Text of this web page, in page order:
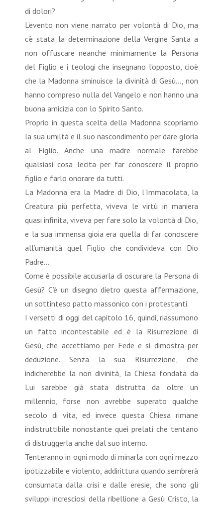
di dolori?
L’evento non viene narrato per volontà di Dio, ma
c’è stata la determinazione della Vergine Santa a
non offuscare neanche minimamente la Persona
del Figlio e i teologi che insegnano l’opposto, cioè
che la Madonna sminuisce la divinità di Gesù…, non
hanno compreso nulla del Vangelo e non hanno una
buona amicizia con lo Spirito Santo.
Proprio in questa scelta della Madonna scopriamo
la sua umiltà e il suo nascondimento per dare gloria
al Figlio. Anche una madre normale farebbe
qualsiasi cosa lecita per far conoscere il proprio
figlio e farlo onorare da tutti.
La Madonna era la Madre di Dio, l’Immacolata, la
Creatura più perfetta, viveva le virtù in maniera
quasi infinita, viveva per fare solo la volontà di Dio,
e la sua immensa gioia era quella di far conoscere
all’umanità quel Figlio che condivideva con Dio
Padre…
Come è possibile accusarla di oscurare la Persona di
Gesù? C’è un disegno dietro questa affermazione,
un sottinteso patto massonico con i protestanti.
I versetti di oggi del capitolo 16, quindi, riassumono
un fatto incontestabile ed è la Risurrezione di
Gesù, che accettiamo per Fede e si dimostra per
deduzione. Senza la sua Risurrezione, che
indicherebbe la non divinità, la Chiesa fondata da
Lui sarebbe già stata distrutta da oltre un
millennio, forse non avrebbe superato qualche
secolo di vita, ed invece questa Chiesa rimane
indistruttibile nonostante quei prelati che tentano
di distruggerla anche dal suo interno.
Tenteranno in ogni modo di minarla con ogni mezzo
ipotizzabile e violento, addirittura quando sembrerà
consumata dalla crisi e dalle eresie, che sono gli
sviluppi incresciosi della ribellione a Gesù Cristo, la